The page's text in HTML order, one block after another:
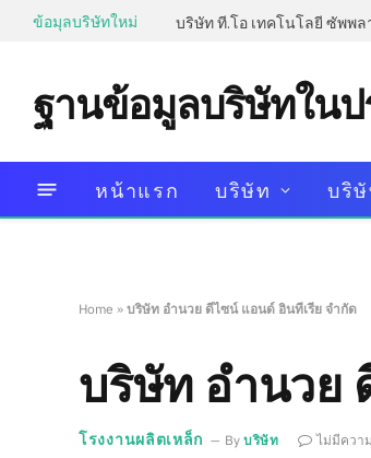
ข้อมุลบริษัทใหม่ บริษัท ที.โอ เทคโนโลยี ซัพพล
ฐานข้อมูลบริษัทในป
หน้าแรก บริษัท บริ
Home » บริษัท อำนวย ดีไซน์ แอนด์ อินทีเรีย จำกัด
บริษัท อำนวย
โรงงานผลิตเหล็ก By บริษัท ไม่มีควา